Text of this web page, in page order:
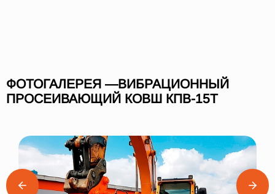
ФОТОГАЛЕРЕЯ —ВИБРАЦИОННЫЙ
ПРОСЕИВАЮЩИЙ КОВШ КПВ-15Т